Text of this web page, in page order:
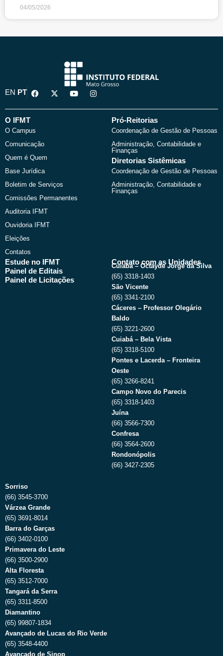
04/05/2026
EN PT
F
a
e
o
k
X
-
w
Y
o
t
I
n
t
O IFMT
O Campus
Comunicação
Quem é Quem
Base Jurídica
Boletim de Serviços
Comissões Permanentes
Auditoria IFMT
Ouvidoria IFMT
Eleições
Contatos
Pró-Reitorias
Coordenação de Gestão de Pessoas
Administração, Contabilidade e
Finanças
Diretorias Sistêmicas
Coordenação de Gestão de Pessoas
Administração, Contabilidade e
Finanças
Estude no IFMT
Painel de Editais
Painel de Licitações
Contato com as Unidades
Cuiabá – Octayde Jorge da Silva
(65) 3318-1403
São Vicente
(65) 3341-2100
Cáceres – Professor Olegário
Baldo
(65) 3221-2600
Cuiabá – Bela Vista
(65) 3318-5100
Pontes e Lacerda – Fronteira
Oeste
(65) 3266-8241
Campo Novo do Parecis
(65) 3318-1403
Juína
(66) 3566-7300
Confresa
(66) 3564-2600
Rondonópolis
(66) 3427-2305
Sorriso
(66) 3545-3700
Várzea Grande
(65) 3691-8014
Barra do Garças
(66) 3402-0100
Primavera do Leste
(66) 3500-2900
Alta Floresta
(65) 3512-7000
Tangará da Serra
(65) 3311-8500
Diamantino
(65) 99807-1834
Avançado de Lucas do Rio Verde
(65) 3548-4400
Avançado de Sinop